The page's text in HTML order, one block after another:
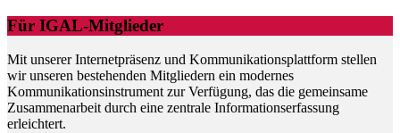
Für IGAL-Mitglieder
Mit unserer Internetpräsenz und Kommunikationsplattform stellen
wir unseren bestehenden Mitgliedern ein modernes
Kommunikationsinstrument zur Verfügung, das die gemeinsame
Zusammenarbeit durch eine zentrale Informationserfassung
erleichtert.